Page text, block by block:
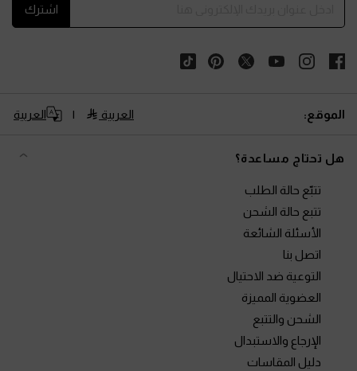
اشترك
الموقع: العربية العربية
هل تحتاج مساعدة؟
تتبّع حالة الطلب
تتبع حالة الشحن
الأسئلة الشائعة
اتصل بنا
التوعية ضد الاحتيال
العضوية المميزة
الشحن والتتبع
الإرجاع والاستبدال
دليل المقاسات